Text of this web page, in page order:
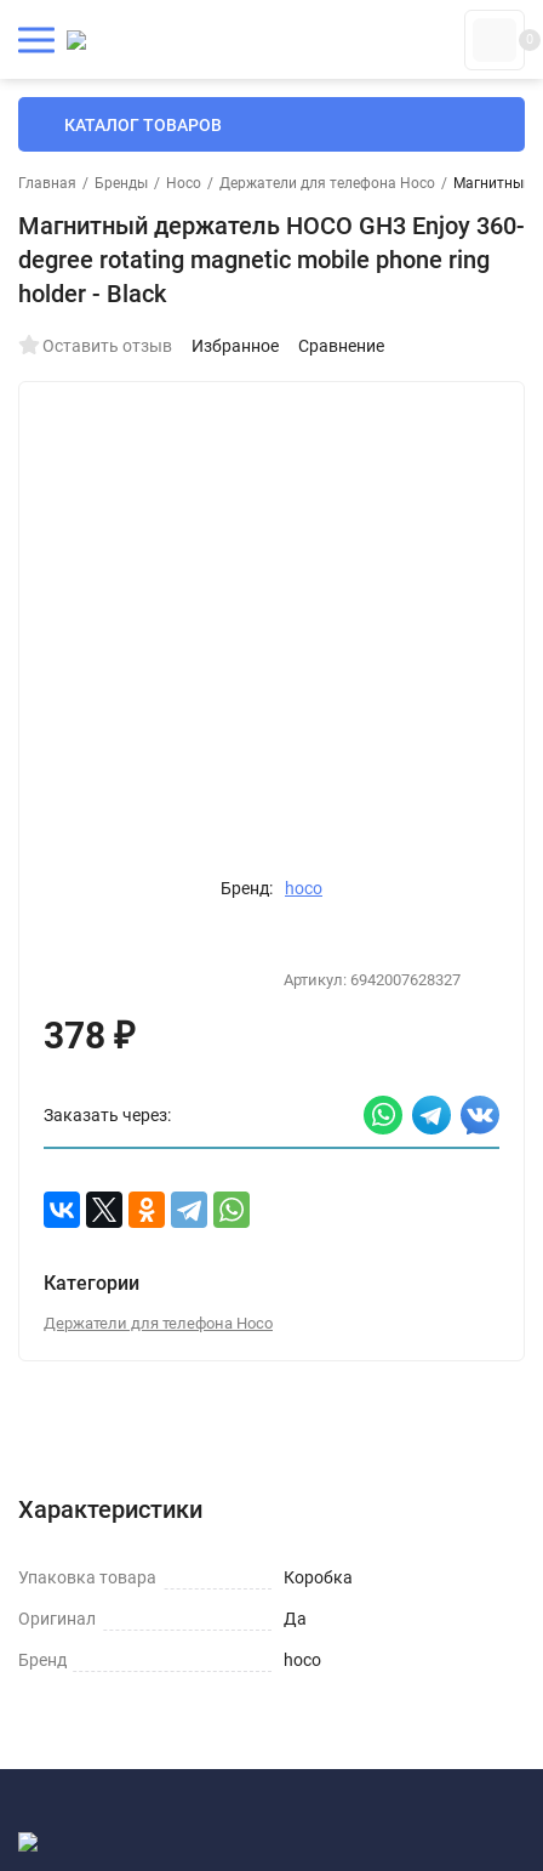
0
КАТАЛОГ ТОВАРОВ
Главная / Бренды / Hoco / Держатели для телефона Hoco / Магнитный
Магнитный держатель HOCO GH3 Enjoy 360-
degree rotating magnetic mobile phone ring
holder - Black
Оставить отзыв Избранное Сравнение
Бренд: hoco
Артикул: 6942007628327
378 ₽
Заказать через:
Категории
Держатели для телефона Hoco
Характеристики
Упаковка товара Коробка
Оригинал Да
Бренд hoco